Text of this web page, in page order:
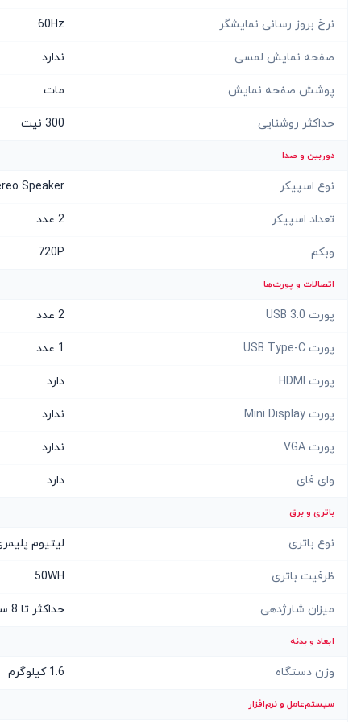
نرخ بروز رسانی نمایشگر 60Hz
صفحه نمایش لمسی ندارد
پوشش صفحه نمایش مات
حداکثر روشنایی 300 نیت
دوربین و صدا
نوع اسپیکر Speaker
تعداد اسپیکر 2 عدد
وبکم 720P
اتصالات و پورت‌ها
پورت USB 3.0 2 عدد
پورت USB Type-C 1 عدد
پورت HDMI دارد
پورت Mini Display ندارد
پورت VGA ندارد
وای فای دارد
باتری و برق
نوع باتری لیتیوم
ظرفیت باتری 50WH
میزان شارژدهی حداکثر تا 8 ساعت
ابعاد و بدنه
وزن دستگاه 1.6 کیلوگرم
سیستم‌عامل و نرم‌افزار